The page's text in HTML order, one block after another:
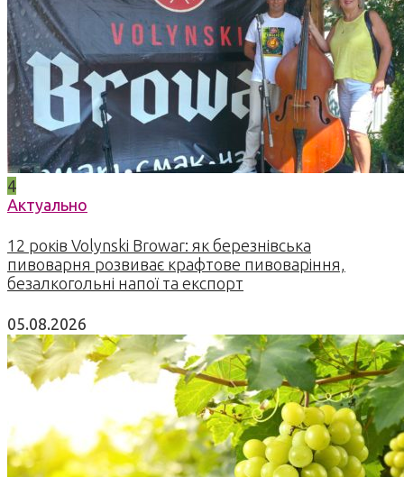
4
Актуально
12 років Volynski Browar: як березнівська
пивоварня розвиває крафтове пивоваріння,
безалкогольні напої та експорт
05.08.2026